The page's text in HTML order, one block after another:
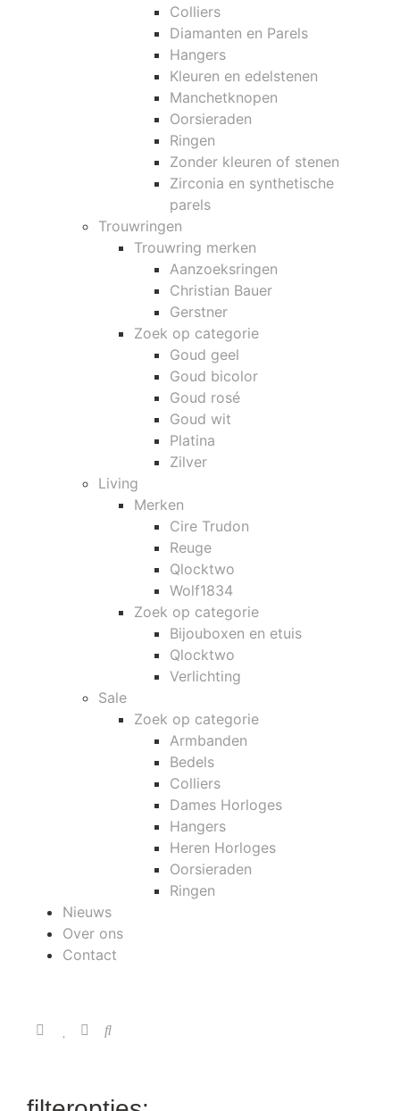
Colliers
Diamanten en Parels
Hangers
Kleuren en edelstenen
Manchetknopen
Oorsieraden
Ringen
Zonder kleuren of stenen
Zirconia en synthetische
parels
Trouwringen
Trouwring merken
Aanzoeksringen
Christian Bauer
Gerstner
Zoek op categorie
Goud geel
Goud bicolor
Goud rosé
Goud wit
Platina
Zilver
Living
Merken
Cire Trudon
Reuge
Qlocktwo
Wolf1834
Zoek op categorie
Bijouboxen en etuis
Qlocktwo
Verlichting
Sale
Zoek op categorie
Armbanden
Bedels
Colliers
Dames Horloges
Hangers
Heren Horloges
Oorsieraden
Ringen
Nieuws
Over ons
Contact